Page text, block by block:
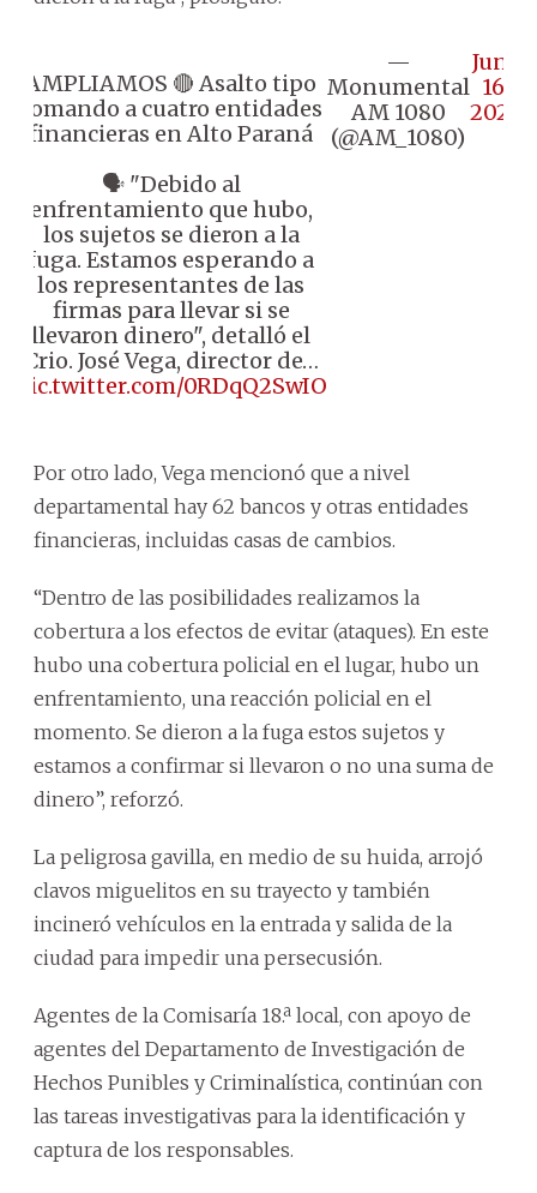
AMPLIAMOS 🔴 Asalto tipo
comando a cuatro entidades
financieras en Alto Paraná
🗣️ "Debido al
enfrentamiento que hubo,
los sujetos se dieron a la
fuga. Estamos esperando a
los representantes de las
firmas para llevar si se
llevaron dinero", detalló el
Crio. José Vega, director de…
pic.twitter.com/0RDqQ2SwIO
—
Monumental
AM 1080
(@AM_1080)
June
16,
2026
Por otro lado, Vega mencionó que a nivel
departamental hay 62 bancos y otras entidades
financieras, incluidas casas de cambios.
“Dentro de las posibilidades realizamos la
cobertura a los efectos de evitar (ataques). En este
hubo una cobertura policial en el lugar, hubo un
enfrentamiento, una reacción policial en el
momento. Se dieron a la fuga estos sujetos y
estamos a confirmar si llevaron o no una suma de
dinero”, reforzó.
La peligrosa gavilla, en medio de su huida, arrojó
clavos miguelitos en su trayecto y también
incineró vehículos en la entrada y salida de la
ciudad para impedir una persecusión.
Agentes de la Comisaría 18.ª local, con apoyo de
agentes del Departamento de Investigación de
Hechos Punibles y Criminalística, continúan con
las tareas investigativas para la identificación y
captura de los responsables.